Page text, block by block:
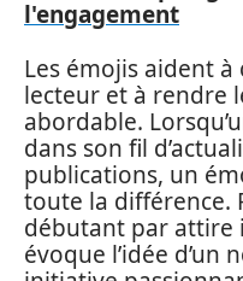
l'engagement
Les émojis aident
lecteur et à rendre
abordable.
dans son fil
publications, un
toute la différence.
débutant par attire
évoque l’idée d’un